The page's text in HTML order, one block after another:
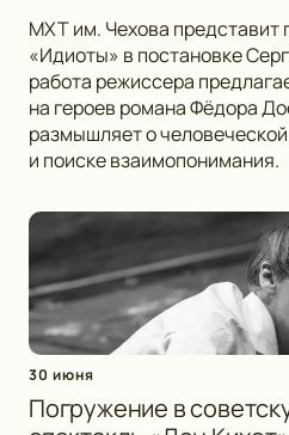
МХТ им. Чехова представит
«Идиоты» в постановке
работа режиссера
на героев романа Фёдора
размышляет о
и поиске взаимопонимания.
30 июня
Погружение в